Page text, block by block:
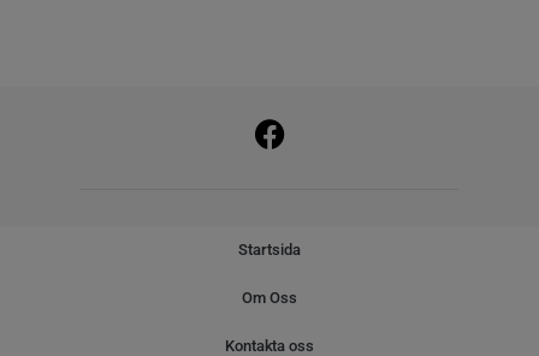
Startsida
Om Oss
Kontakta oss